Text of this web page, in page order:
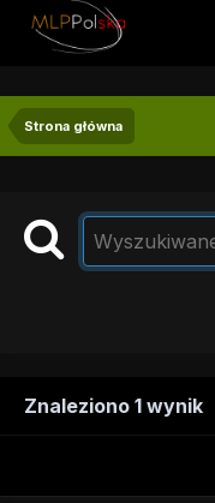
Strona główna
Znaleziono 1 wynik